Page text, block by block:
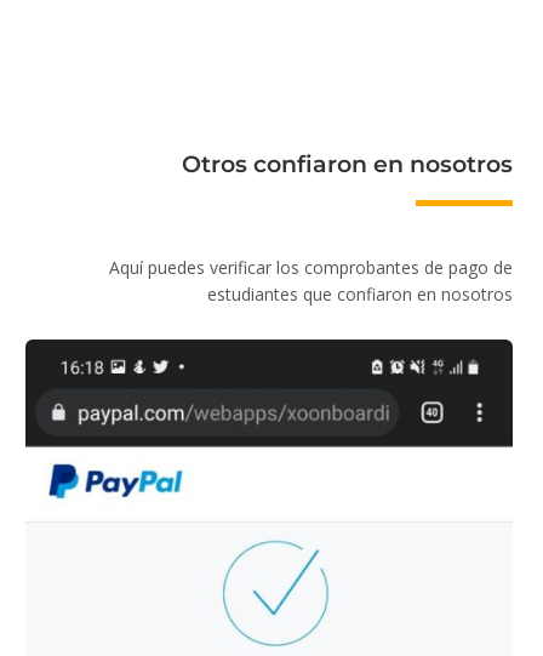
Otros confiaron en nosotros
Aquí puedes verificar los comprobantes de pago de
estudiantes que confiaron en nosotros